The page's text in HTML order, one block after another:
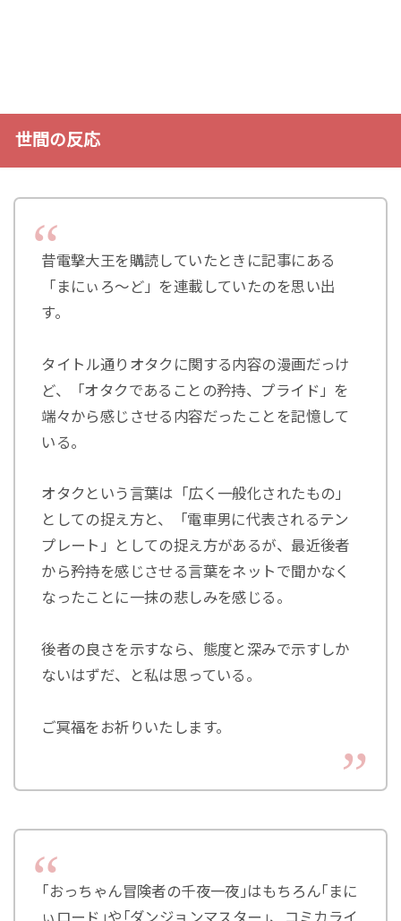
世間の反応
昔電撃大王を購読していたときに記事にある
「まにぃろ〜ど」を連載していたのを思い出
す。
タイトル通りオタクに関する内容の漫画だっけ
ど、「オタクであることの矜持、プライド」を
端々から感じさせる内容だったことを記憶して
いる。
オタクという言葉は「広く一般化されたもの」
としての捉え方と、「電車男に代表されるテン
プレート」としての捉え方があるが、最近後者
から矜持を感じさせる言葉をネットで聞かなく
なったことに一抹の悲しみを感じる。
後者の良さを示すなら、態度と深みで示すしか
ないはずだ、と私は思っている。
ご冥福をお祈りいたします。
｢おっちゃん冒険者の千夜一夜｣はもちろん｢まに
ぃロード｣や｢ダンジョンマスター｣、コミカライ